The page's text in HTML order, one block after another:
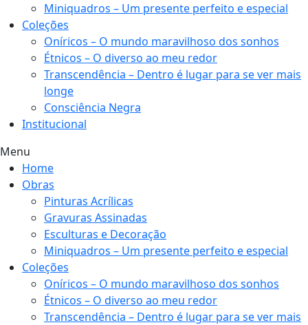
Miniquadros – Um presente perfeito e especial
Coleções
Oníricos – O mundo maravilhoso dos sonhos
Étnicos – O diverso ao meu redor
Transcendência – Dentro é lugar para se ver mais
longe
Consciência Negra
Institucional
Menu
Home
Obras
Pinturas Acrílicas
Gravuras Assinadas
Esculturas e Decoração
Miniquadros – Um presente perfeito e especial
Coleções
Oníricos – O mundo maravilhoso dos sonhos
Étnicos – O diverso ao meu redor
Transcendência – Dentro é lugar para se ver mais